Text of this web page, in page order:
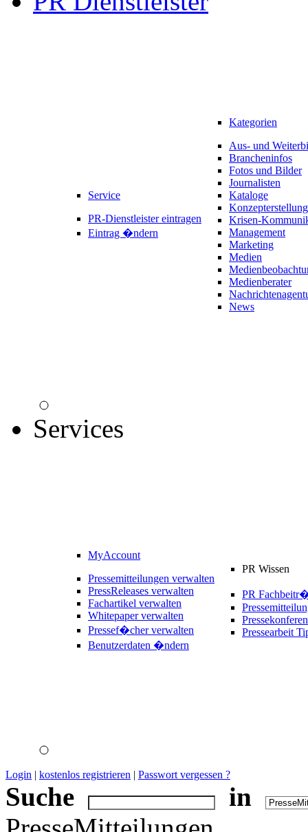
Service
PR-Dienstleister eintragen
Eintrag �ndern
Kategorien
Aus- und
Brancheninfos
Fotos und Bilder
Journalisten
Kataloge
Konzepterstellung
Krisen-
Management
Marketing
Medien
Medienberater
News
Services
MyAccount
Pressemitteilungen verwalten
PressReleases verwalten
Fachartikel verwalten
Whitepaper verwalten
Pressef�cher verwalten
Benutzerdaten �ndern
PR Wissen
PR
Pressearbeit
Login | kostenlos registrieren | Passwort vergessen ?
Suche
in